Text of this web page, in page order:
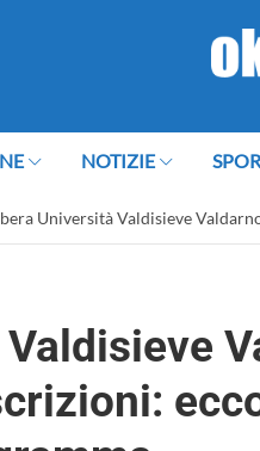
NOTIZIE
Università Valdisieve